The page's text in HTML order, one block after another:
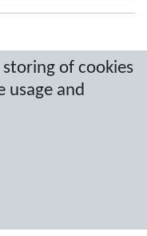
of cookies
usage and
content and data are
allowed without prior